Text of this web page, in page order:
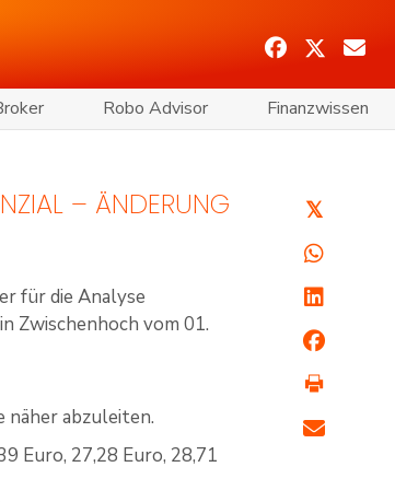
Robo Advisor Finanzwissen
– ÄNDERUNG
für die Analyse
Zwischenhoch vom 01.
näher abzuleiten.
Euro, 27,28 Euro, 28,71
𝕏